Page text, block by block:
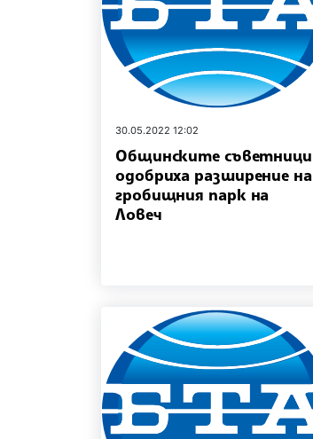
30.05.2022 12:02
Общинските съветници
одобриха разширение на
гробищния парк на
Ловеч